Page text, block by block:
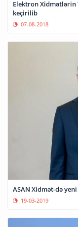
Elektron Xidmətlərin
keçirilib
07-08-2018
ASAN Xidmət-də
19-03-2019